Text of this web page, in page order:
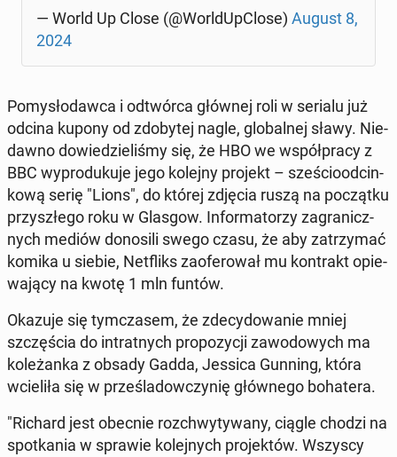
— World Up Close (@Worl­dUpC­lo­se) August 8,
2024
Po­my­sło­daw­ca i od­twór­ca głównej roli w serialu już
odcina kupony od zdo­by­tej nagle, glo­bal­nej sławy. Nie­
daw­no do­wie­dzie­li­śmy się, że HBO we współ­pra­cy z
BBC wy­pro­du­ku­je jego kolejny projekt – sze­ścio­od­cin­
ko­wą serię "Lions", do której zdjęcia ruszą na po­cząt­ku
przy­szłe­go roku w Glasgow. In­for­ma­to­rzy za­gra­nicz­
nych mediów do­no­si­li swego czasu, że aby za­trzy­mać
komika u siebie, Net­fliks za­ofe­ro­wał mu kon­trakt opie­
wa­ją­cy na kwotę 1 mln funtów.
Okazuje się tym­cza­sem, że zde­cy­do­wa­nie mniej
szczę­ścia do in­trat­nych pro­po­zy­cji za­wo­do­wych ma
ko­le­żan­ka z obsady Gadda, Jessica Gunning, która
wcie­li­ła się w prze­śla­dow­czy­nię głów­ne­go bo­ha­te­ra.
"Richard jest obecnie roz­chwy­ty­wa­ny, ciągle chodzi na
spo­tka­nia w sprawie ko­lej­nych pro­jek­tów. Wszyscy